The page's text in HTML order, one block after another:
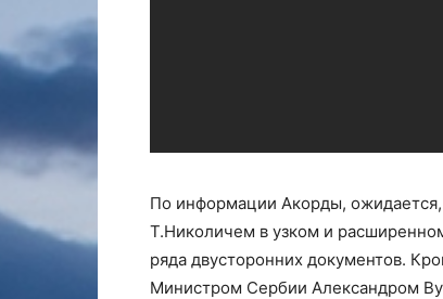
По информации Акорды, ожидается,
Т.Николичем в узком и
ряда двусторонних документов.
Министром Сербии Александром